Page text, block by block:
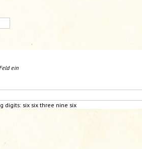
ein
digits: six six three nine six